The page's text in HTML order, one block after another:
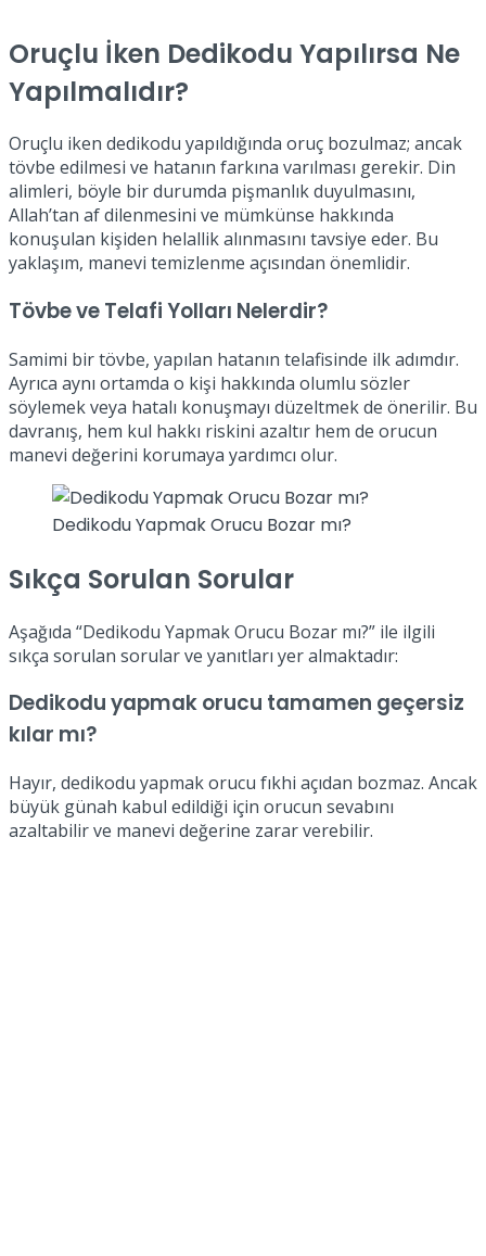
Oruçlu İken Dedikodu Yapılırsa Ne
Yapılmalıdır?
Oruçlu iken dedikodu yapıldığında oruç bozulmaz; ancak
tövbe edilmesi ve hatanın farkına varılması gerekir. Din
alimleri, böyle bir durumda pişmanlık duyulmasını,
Allah’tan af dilenmesini ve mümkünse hakkında
konuşulan kişiden helallik alınmasını tavsiye eder. Bu
yaklaşım, manevi temizlenme açısından önemlidir.
Tövbe ve Telafi Yolları Nelerdir?
Samimi bir tövbe, yapılan hatanın telafisinde ilk adımdır.
Ayrıca aynı ortamda o kişi hakkında olumlu sözler
söylemek veya hatalı konuşmayı düzeltmek de önerilir. Bu
davranış, hem kul hakkı riskini azaltır hem de orucun
manevi değerini korumaya yardımcı olur.
Dedikodu Yapmak Orucu Bozar mı?
Sıkça Sorulan Sorular
Aşağıda “Dedikodu Yapmak Orucu Bozar mı?” ile ilgili
sıkça sorulan sorular ve yanıtları yer almaktadır:
Dedikodu yapmak orucu tamamen geçersiz
kılar mı?
Hayır, dedikodu yapmak orucu fıkhi açıdan bozmaz. Ancak
büyük günah kabul edildiği için orucun sevabını
azaltabilir ve manevi değerine zarar verebilir.